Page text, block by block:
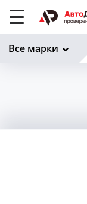
Все марки